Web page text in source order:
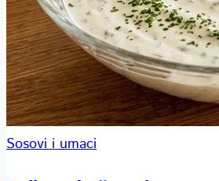
Sosovi i umaci